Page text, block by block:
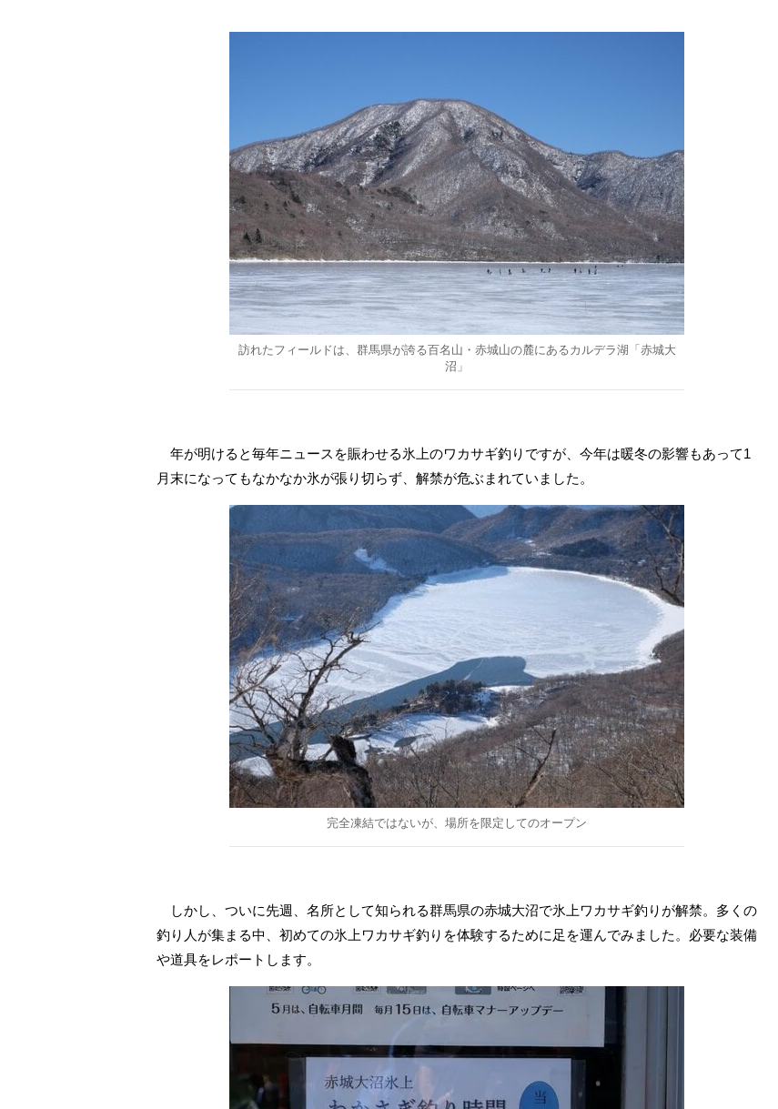
訪れたフィールドは、群馬県が誇る百名山・赤城山の麓にあるカルデラ湖「赤城大
沼」
年が明けると毎年ニュースを賑わせる氷上のワカサギ釣りですが、今年は暖冬の影響もあって1
月末になってもなかなか氷が張り切らず、解禁が危ぶまれていました。
完全凍結ではないが、場所を限定してのオープン
しかし、ついに先週、名所として知られる群馬県の赤城大沼で氷上ワカサギ釣りが解禁。多くの
釣り人が集まる中、初めての氷上ワカサギ釣りを体験するために足を運んでみました。必要な装備
や道具をレポートします。